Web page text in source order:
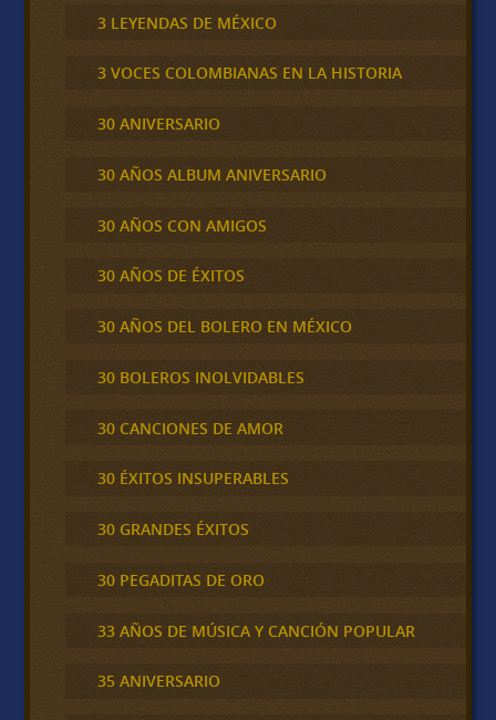
3 LEYENDAS DE MÉXICO
3 VOCES COLOMBIANAS EN LA HISTORIA
30 ANIVERSARIO
30 AÑOS ALBUM ANIVERSARIO
30 AÑOS CON AMIGOS
30 AÑOS DE ÉXITOS
30 AÑOS DEL BOLERO EN MÉXICO
30 BOLEROS INOLVIDABLES
30 CANCIONES DE AMOR
30 ÉXITOS INSUPERABLES
30 GRANDES ÉXITOS
30 PEGADITAS DE ORO
33 AÑOS DE MÚSICA Y CANCIÓN POPULAR
35 ANIVERSARIO